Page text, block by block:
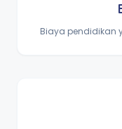
Biaya pendidikan